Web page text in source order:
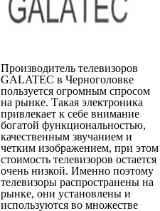
Производитель телевизоров
GALATEC в Черноголовке
пользуется огромным спросом
на рынке. Такая электроника
привлекает к себе внимание
богатой функциональностью,
качественным звучанием и
четким изображением, при этом
стоимость телевизоров остается
очень низкой. Именно поэтому
телевизоры распространены на
рынке, они установлены и
используются во множестве